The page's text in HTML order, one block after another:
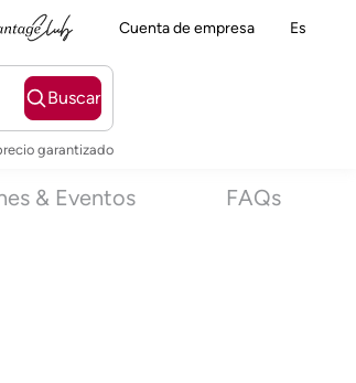
Cuenta de empresa Es
Buscar
garantizado
& Eventos FAQs